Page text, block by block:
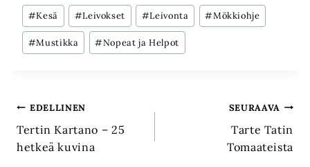
Avainsanat:
#Kesä #Leivokset #Leivonta #Mökkiohje
#Mustikka #Nopeat ja Helpot
Artikkelien
selaus
EDELLINEN
Tertin Kartano – 25
hetkeä kuvina
SEURAAVA
Tarte Tatin
Tomaateista